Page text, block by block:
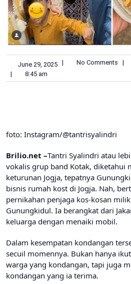
June 29, 2025 | No Comments |
|
8:45 am
foto: Instagram/@tantrisyalindri
Brilio.net –Tantri Syalindri atau
vokalis grup band Kotak, diketahui
keturunan Jogja, tepatnya
bisnis rumah kost di Jogja. Nah,
pernikahan penjaga kos-kosan
Gunungkidul. Ia berangkat dari
keluarga dengan menaiki mobil.
Dalam kesempatan kondangan
secuil momennya. Bukan hanya
warga yang kondangan, tapi juga
kondangan yang ia terima.